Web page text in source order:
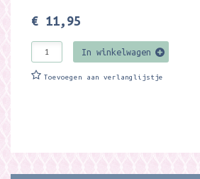
€ 11,95
In winkelwagen
Toevoegen aan verlanglijstje